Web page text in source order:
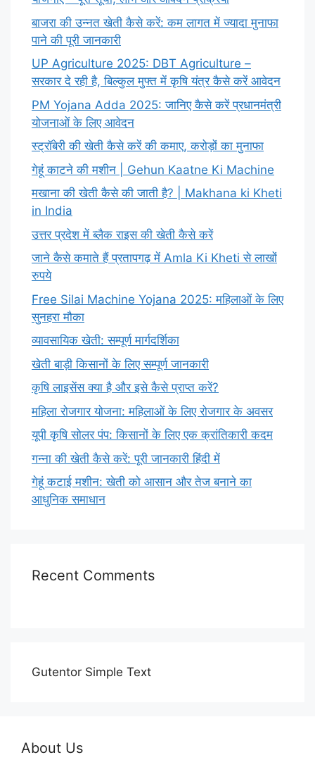
बाजरा की उन्नत खेती कैसे करें: कम लागत में ज्यादा मुनाफा
पाने की पूरी जानकारी
UP Agriculture 2025: DBT Agriculture –
सरकार दे रही है, बिल्कुल मुफ्त में कृषि यंत्र कैसे करें आवेदन
PM Yojana Adda 2025: जानिए कैसे करें प्रधानमंत्री
योजनाओं के लिए आवेदन
स्ट्रॉबेरी की खेती कैसे करें की कमाए, करोड़ों का मुनाफा
गेहूं काटने की मशीन | Gehun Kaatne Ki Machine
मखाना की खेती कैसे की जाती है? | Makhana ki Kheti
in India
उत्तर प्रदेश में ब्लैक राइस की खेती कैसे करें
जाने कैसे कमाते हैं प्रतापगढ़ में Amla Ki Kheti से लाखों
रुपये
Free Silai Machine Yojana 2025: महिलाओं के लिए
सुनहरा मौका
व्यावसायिक खेती: सम्पूर्ण मार्गदर्शिका
खेती बाड़ी किसानों के लिए सम्पूर्ण जानकारी
कृषि लाइसेंस क्या है और इसे कैसे प्राप्त करें?
महिला रोजगार योजना: महिलाओं के लिए रोजगार के अवसर
यूपी कृषि सोलर पंप: किसानों के लिए एक क्रांतिकारी कदम
गन्ना की खेती कैसे करें: पूरी जानकारी हिंदी में
गेहूं कटाई मशीन: खेती को आसान और तेज बनाने का
आधुनिक समाधान
Recent Comments
Gutentor Simple Text
About Us